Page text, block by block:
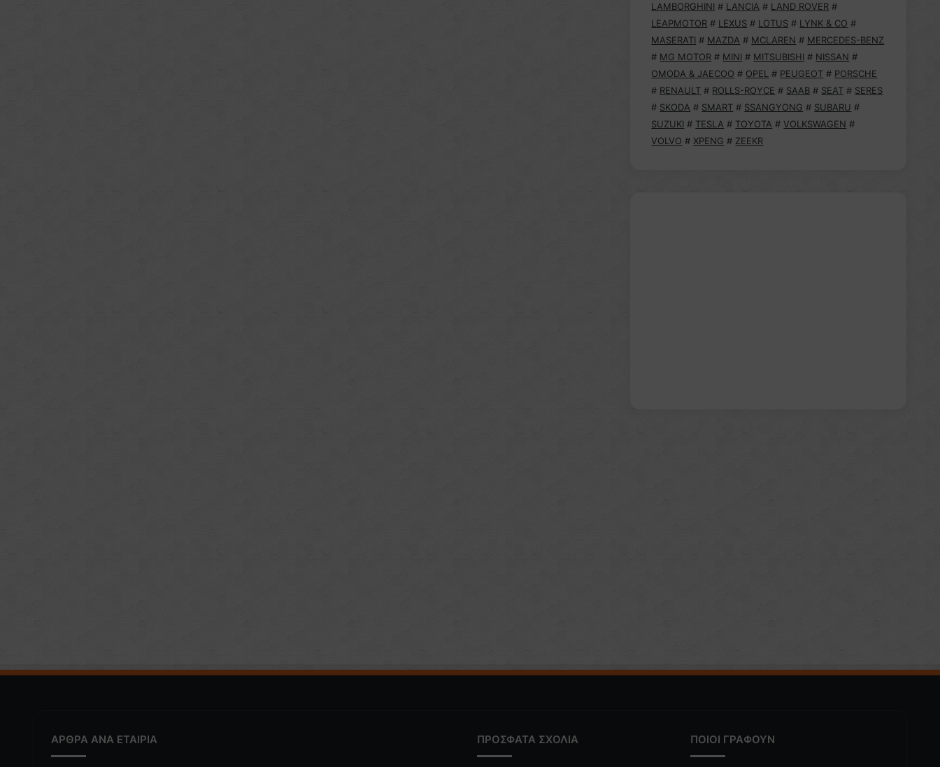
LAMBORGHINI # LANCIA # LAND ROVER #
LEAPMOTOR # LEXUS # LOTUS # LYNK & CO #
MASERATI # MAZDA # MCLAREN # MERCEDES-BENZ
# MG MOTOR # MINI # MITSUBISHI # NISSAN #
OMODA & JAECOO # OPEL # PEUGEOT # PORSCHE
# RENAULT # ROLLS-ROYCE # SAAB # SEAT # SERES
# SKODA # SMART # SSANGYONG # SUBARU #
SUZUKI # TESLA # TOYOTA # VOLKSWAGEN #
VOLVO # XPENG # ZEEKR
ΑΡΘΡΑ ΑΝΑ ΕΤΑΙΡΙΑ ΠΡΟΣΦΑΤΑ ΣΧΟΛΙΑ ΠΟΙΟΙ ΓΡΑΦΟΥΝ